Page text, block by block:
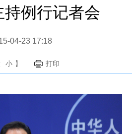
持例行记者会
04-23 17:18
小 】 打印